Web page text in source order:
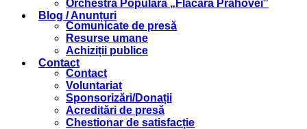
Orchestra Populară „Flacăra Prahovei”
Blog / Anunțuri
Comunicate de presă
Resurse umane
Achiziții publice
Contact
Contact
Voluntariat
Sponsorizări/Donații
Acreditări de presă
Chestionar de satisfacție